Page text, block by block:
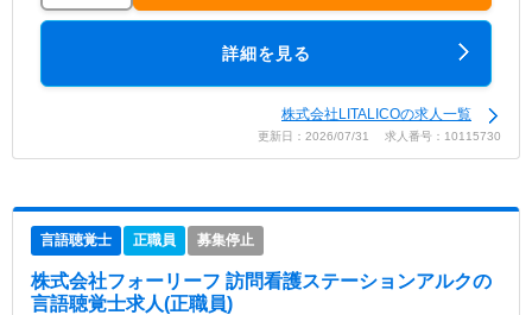
詳細を見る
株式会社LITALICOの求人一覧
更新日：2026/07/31 求人番号：10115730
言語聴覚士 正職員 募集停止
株式会社フォーリーフ 訪問看護ステーションアルクの
言語聴覚士求人(正職員)